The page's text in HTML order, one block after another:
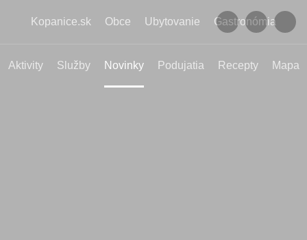
Kopanice.sk Obce Ubytovanie Gastronómia
Aktivity Služby Novinky Podujatia Recepty Mapa